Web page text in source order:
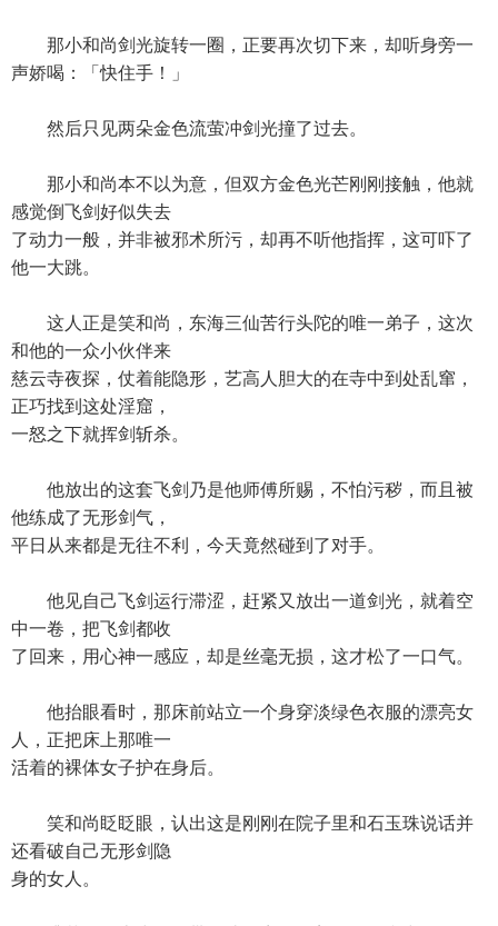
那小和尚剑光旋转一圈，正要再次切下来，却听身旁一
声娇喝：「快住手！」
然后只见两朵金色流萤冲剑光撞了过去。
那小和尚本不以为意，但双方金色光芒刚刚接触，他就
感觉倒飞剑好似失去
了动力一般，并非被邪术所污，却再不听他指挥，这可吓了
他一大跳。
这人正是笑和尚，东海三仙苦行头陀的唯一弟子，这次
和他的一众小伙伴来
慈云寺夜探，仗着能隐形，艺高人胆大的在寺中到处乱窜，
正巧找到这处淫窟，
一怒之下就挥剑斩杀。
他放出的这套飞剑乃是他师傅所赐，不怕污秽，而且被
他练成了无形剑气，
平日从来都是无往不利，今天竟然碰到了对手。
他见自己飞剑运行滞涩，赶紧又放出一道剑光，就着空
中一卷，把飞剑都收
了回来，用心神一感应，却是丝毫无损，这才松了一口气。
他抬眼看时，那床前站立一个身穿淡绿色衣服的漂亮女
人，正把床上那唯一
活着的裸体女子护在身后。
笑和尚眨眨眼，认出这是刚刚在院子里和石玉珠说话并
还看破自己无形剑隐
身的女人。